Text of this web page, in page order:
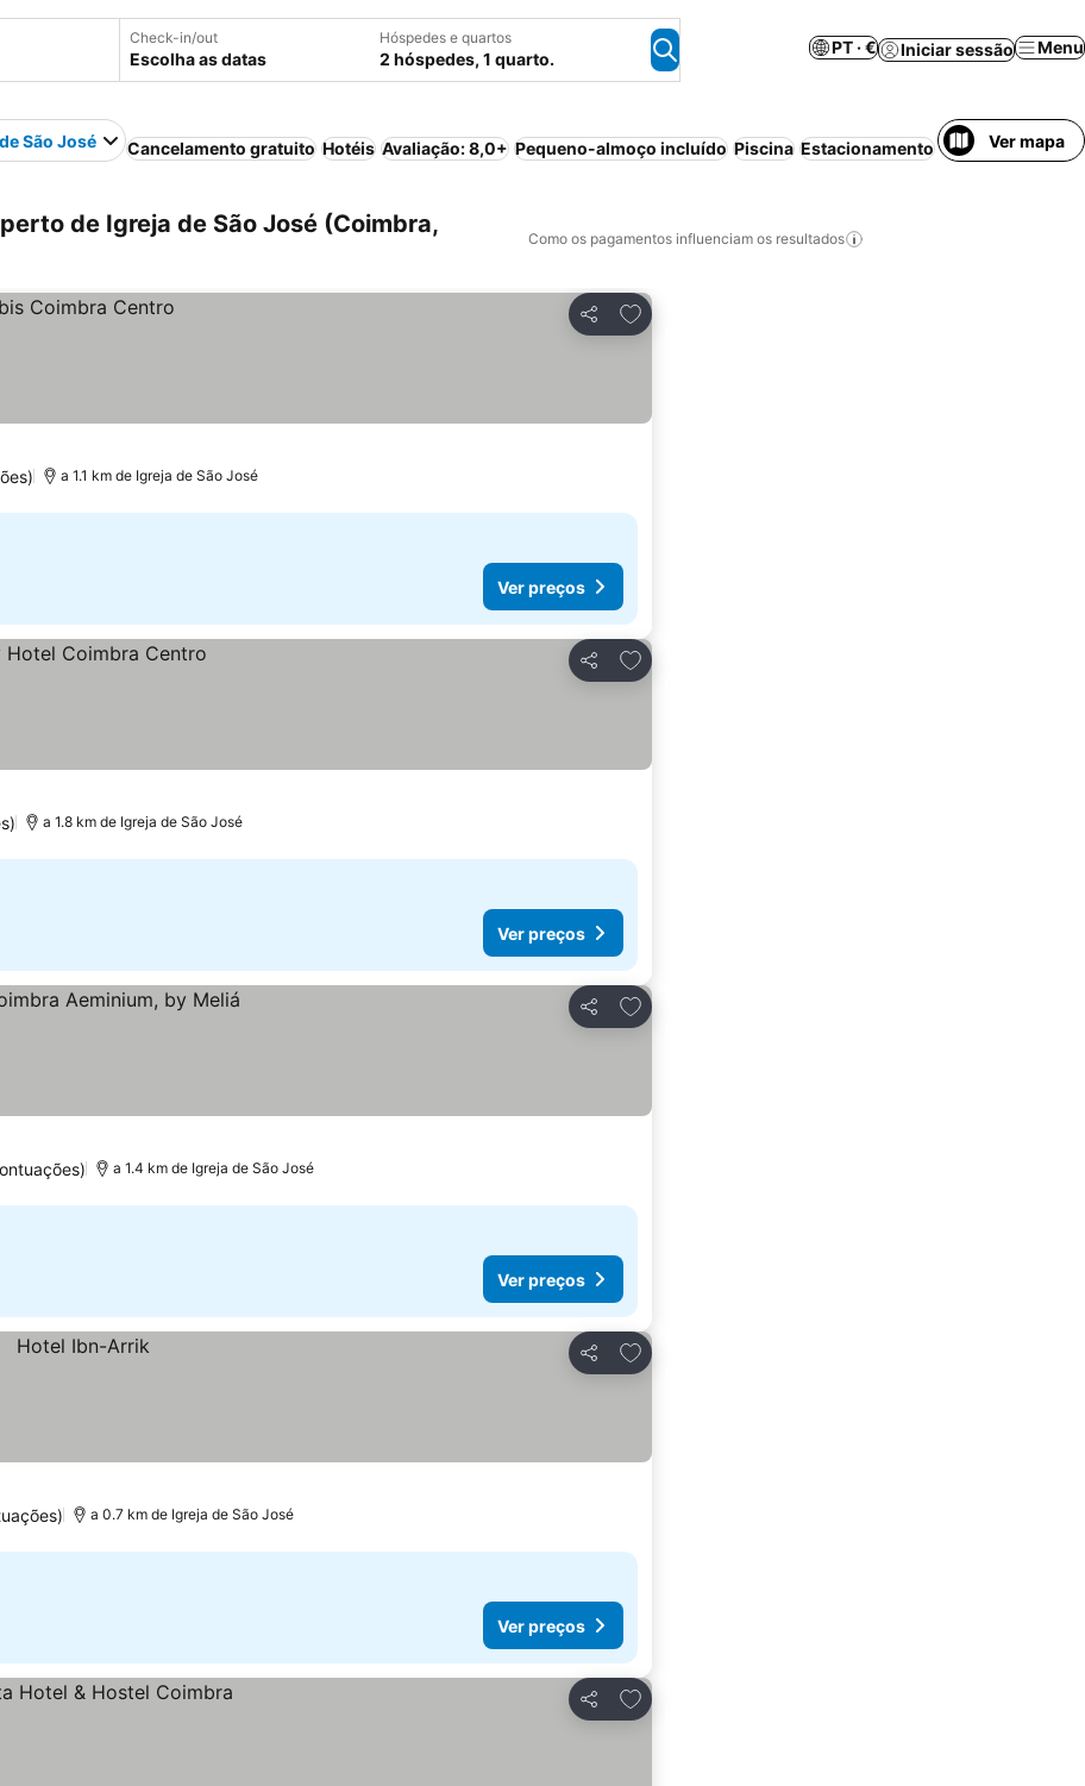
Check-in/out
Escolha as datas
Hóspedes e quartos
2 hóspedes, 1 quarto.
PT · € Iniciar sessão Menu
São José Cancelamento gratuito Hotéis Avaliação: 8,0+ Pequeno-almoço incluído Piscina Estacionamento Aparthotel Ar
Ver mapa
de Igreja de São José (Coimbra,
Como os pagamentos influenciam os resultados
Partilhar
Adicionar aos favoritos
a 1.1 km de Igreja de São José
Ver preços
Partilhar
Adicionar aos favoritos
a 1.8 km de Igreja de São José
Ver preços
Partilhar
Adicionar aos favoritos
a 1.4 km de Igreja de São José
Ver preços
Partilhar
Adicionar aos favoritos
a 0.7 km de Igreja de São José
Ver preços
Partilhar
Adicionar aos favoritos